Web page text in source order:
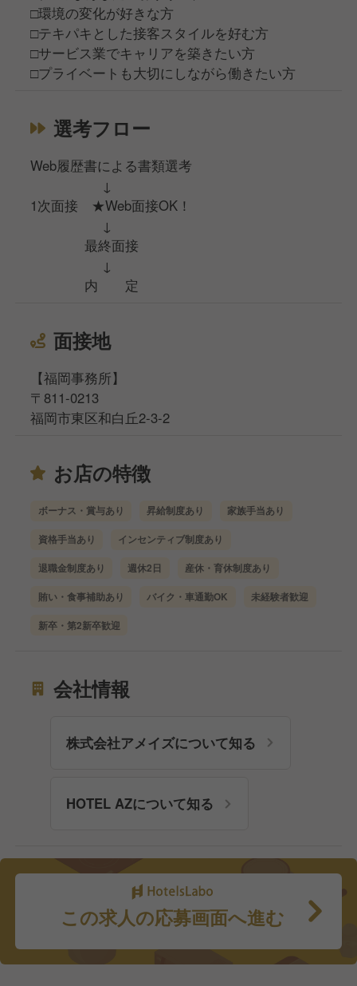
□環境の変化が好きな方
□テキパキとした接客スタイルを好む方
□サービス業でキャリアを築きたい方
□プライベートも大切にしながら働きたい方
選考フロー
Web履歴書による書類選考
↓
1次面接 ★Web面接OK！
↓
最終面接
↓
内 定
面接地
【福岡事務所】
〒811-0213
福岡市東区和白丘2-3-2
お店の特徴
ボーナス・賞与あり 昇給制度あり 家族手当あり
資格手当あり インセンティブ制度あり
退職金制度あり 週休2日 産休・育休制度あり
賄い・食事補助あり バイク・車通勤OK 未経験者歓迎
新卒・第2新卒歓迎
会社情報
株式会社アメイズについて知る
HOTEL AZについて知る
この求人の応募画面へ進む